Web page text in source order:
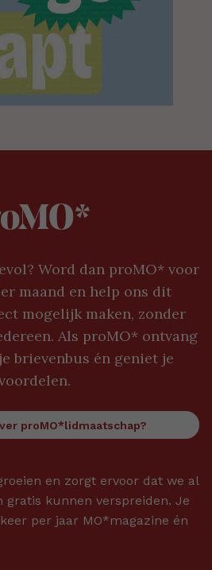
Word dan proMO* voor
maand en help ons dit
mogelijk maken, zonder
Als proMO* ontvang
brievenbus én geniet je
proMO*lidmaatschap?
en zorgt ervoor dat we al
gratis kunnen verspreiden. Je
per jaar MO*magazine én